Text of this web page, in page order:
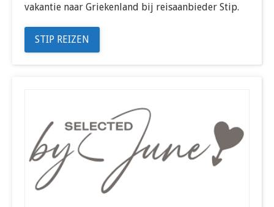
vakantie naar Griekenland bij reisaanbieder Stip.
STIP REIZEN